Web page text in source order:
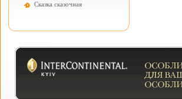
Cказка сказочная